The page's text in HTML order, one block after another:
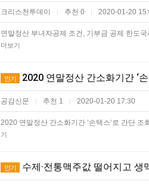
크리스천투데이 | 추천 0 | 2020-01-20
연말정산 부녀자공제 조건, 기부금 공제 한도
더보기
인기 2020 연말정산 간소화기간 ‘
공감신문 | 추천 1 | 2020-01-20 17:30
2020 연말정산 간소화기간 ‘손택스‘로 간단
기
인기 수제·전통맥주값 떨어지고 생